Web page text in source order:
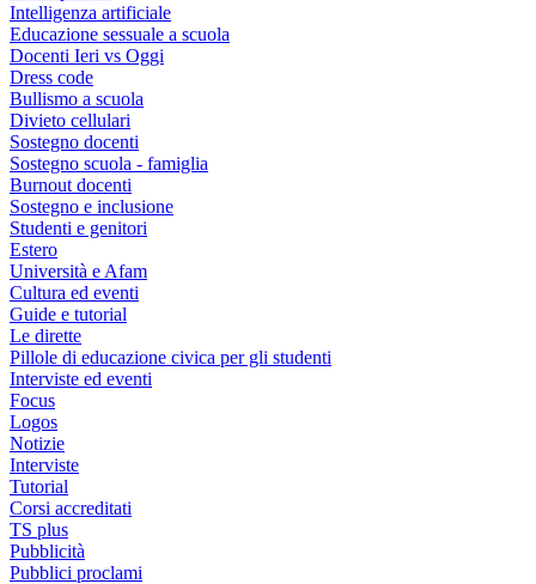
Intelligenza artificiale
Educazione sessuale a scuola
Docenti Ieri vs Oggi
Dress code
Bullismo a scuola
Divieto cellulari
Sostegno docenti
Sostegno scuola - famiglia
Burnout docenti
Sostegno e inclusione
Studenti e genitori
Estero
Università e Afam
Cultura ed eventi
Guide e tutorial
Le dirette
Pillole di educazione civica per gli studenti
Interviste ed eventi
Focus
Logos
Notizie
Interviste
Tutorial
Corsi accreditati
TS plus
Pubblicità
Pubblici proclami